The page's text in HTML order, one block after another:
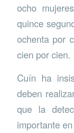
ocho
quince
ochenta por
cien por cien.
Cuín ha
deben
que la
importante